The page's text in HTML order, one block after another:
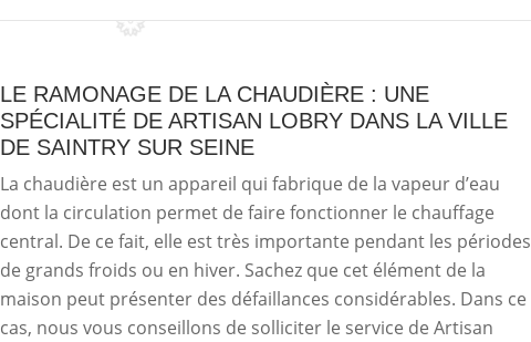
LE RAMONAGE DE LA CHAUDIÈRE : UNE
SPÉCIALITÉ DE ARTISAN LOBRY DANS LA VILLE
DE SAINTRY SUR SEINE
La chaudière est un appareil qui fabrique de la vapeur d’eau
dont la circulation permet de faire fonctionner le chauffage
central. De ce fait, elle est très importante pendant les périodes
de grands froids ou en hiver. Sachez que cet élément de la
maison peut présenter des défaillances considérables. Dans ce
cas, nous vous conseillons de solliciter le service de Artisan